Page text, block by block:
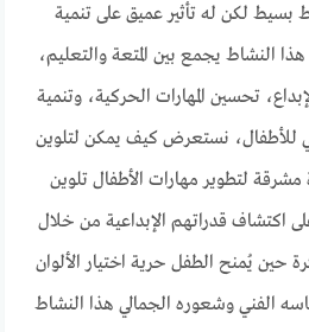
بسيط لكن له تأثير عميق على تنمية
النشاط يجمع بين المتعة والتعليم،
تحسين المهارات الحركية، وتنمية
للأطفال، نستعرض كيف يمكن لتلوين
لتطوير مهارات الأطفال تلوين
اكتشاف قدراتهم الإبداعية من خلال
حين يُمنح الطفل حرية اختيار الألوان
الفني وشعوره الجمالي هذا النشاط